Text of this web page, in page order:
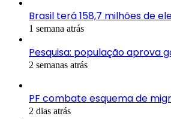
Brasil terá 158,7 milhões de
1 semana atrás
Pesquisa: população aprova
2 semanas atrás
PF combate esquema de
2 dias atrás